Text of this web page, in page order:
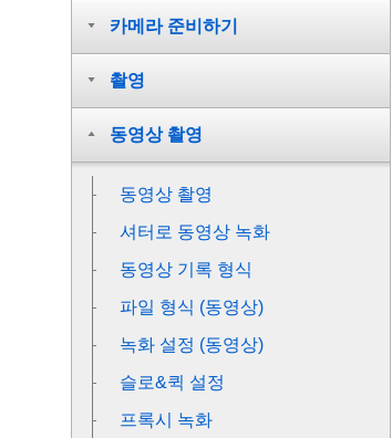
카메라 준비하기
촬영
동영상 촬영
동영상 촬영
셔터로 동영상 녹화
동영상 기록 형식
파일 형식 (동영상)
녹화 설정 (동영상)
슬로&퀵 설정
프록시 녹화